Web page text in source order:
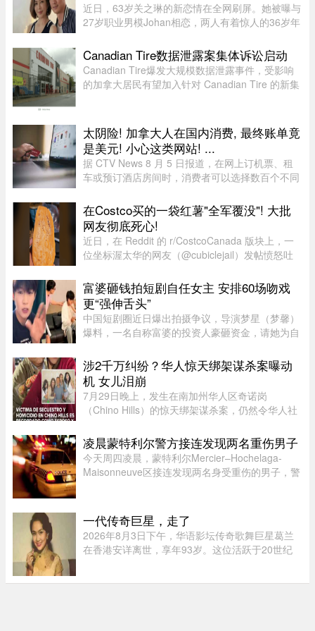
近日，63岁关之琳的新恋情在全网刷屏。她被曝与
27岁职业男模Johan相恋，两人有着惊人的36岁年
认，作为当事人的关之琳却始终保持沉默，既不承
认也不否认，这份淡定态度， ...
Canadian Tire数据泄露案集体诉讼启动
Canadian Tire爆发大规模数据泄露事件，受影响
的加拿大居民有望加入针对 Canadian Tire 的新集
数据泄露影响的 Canadian ...
太阴险! 加拿大人在国内消费, 最终账单竟
是美元! 小心这类网站! ...
据 CTV News 8 月 5 日报道，在网上订机票、租
车或预订酒店房间时，消费者可以选择数百个不同
虽然有些旅游类网站是加拿大本地公司，但许多并
非如此，即使你要前往加拿 ...
在Costco买的一袋红薯"全军覆没"! 大批
网友彻底死心!
近日，在 Reddit 的 r/CostcoCanada 版块上，一
位坐标渥太华的网友（@cubiclejail）发帖愤怒吐
数百位加拿大网友的激烈共鸣与讨论。这原本只是
一句日常的抱怨，却意外演 ...
富婆砸钱拍短剧自任女主 安排60场吻戏
更“强伸舌头”
中国短剧圈近日爆出拍摄争议，导演梦星（梦馨）
爆料，一名自称富婆的投资人豪砸资金，请她为自
主角，并亲选男主角演员，还要求剧中安排60多场
吻戏。男主角演员钟宇飞近 ...
涉2千万纠纷？华人惊天绑架谋杀案曝动
机 女儿泪崩
7月29日晚上，发生在南加州华人区奇诺岗
（Chino Hills）的惊天绑架谋杀案，仍然令华人社
爆料，这起案件的动机似乎正在明朗。根据最新消
息显示，凶手博正峰（Zhengfeng ...
凌晨蒙特利尔警方接连发现两名重伤男子
今天周四凌晨，蒙特利尔Mercier–Hochelaga-
Maisonneuve区接连发现两名身受重伤的男子，警
因，也不确定是否涉及武器。警方发言人Flor ...
一代传奇巨星，走了
2026年8月3日下午，华语影坛传奇歌舞巨星葛兰
在香港安详离世，享年93岁。这位活跃于20世纪